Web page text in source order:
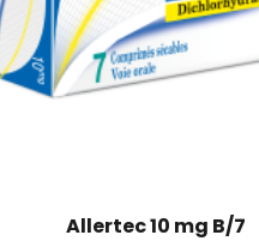
Allertec 10 mg B/7